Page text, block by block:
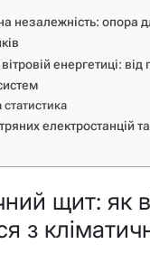
незалежність: опора
енергетиці: від
статистика
електростанцій
щит: як
з